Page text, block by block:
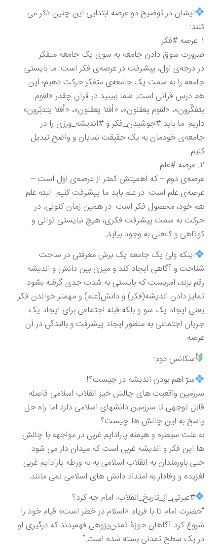
ایشان در توضیح دو عرصه ابتدایی این چنین ذکر می
کنند:
۱. عرصه #فکر
ضرورت سوق دادن جامعه به سوی یک جامعه متفکر
در درجه‌ی اول، پیشرفت در عرصه‌ی فکر است. ما بایستی
جامعه را به سمت یک جامعه‌ی متفکر حرکت دهیم؛ این
هم درس قرآنی است. شما ببینید در قرآن چقدر «لقوم
یتفکّرون»، «لقوم یعقلون»، «أفلا یعقلون»، «أفلا یتدبّرون»
داریم. ما باید #جوشیدن_فکر و #اندیشه_ورزی را در
جامعه‌ی خودمان به یک حقیقت نمایان و واضح تبدیل
کنیم.
۲. عرصه #علم
عرصه‌ی دوم – که اهمیتش کمتر از عرصه‌ی اول است –
عرصه‌ی علم است. در علم باید ما پیشرفت کنیم. البته علم
هم خود، محصول فکر است. در همین زمان کنونی، در
حرکت به سمت پیشرفت فکری، هیچ نبایستی توانی و
کوتاهی و کاهلی به وجود بیاید.
اینکه ولیّ یک جامعه یک برش معرفتی در ساحت
شناخت و آگاهی ایجاد کند و میزی بین دانش و اندیشه
رقم بزند، امریست که بایستی به شدت جدی گرفته بشود.
تمایز دادن اندیشه(فکر) و دانش(علم) و مهمتر خواندن فکر
یعنی ایجاد یک سو و بلکه قبله اجتماعی برای ایجاد یک
جریان اجتماعی به منظور ایجاد پیشرفت و بالندگی در آن
عرصه.
سکانس دوم:
سرّ اهم بودن اندیشه در چیست؟!
سرزمین واقعیت های چالش خیز انقلاب اسلامی فاصله
قابل توجهی تا سرزمین دانشهای اسلامی دارد اما راه حل
پاسخ به این چالش ها چیست؟
به علت سیطره و هیمنه پارادایم غربی در مواجهه با چالش
ها این فکر و اندیشه غربی است که میدان دار می شود
حتی باورمندان به انقلاب اسلامی به به ورطه پارادایم غربی
لغزیده و وفادار به امتداد دانش های اسلامی نمی مانند.
#عبرتی_از_تاریخ_انقلاب: امام چه کرد؟
“حضرت امام تا با فریاد «اسلام در خطر است» قیام خود را
شروع کرد آگاهان حوزۀ تمدن‌پژوهی فهمیدند که درگیری او
در یک سطح تمدنی بسته شده است.”